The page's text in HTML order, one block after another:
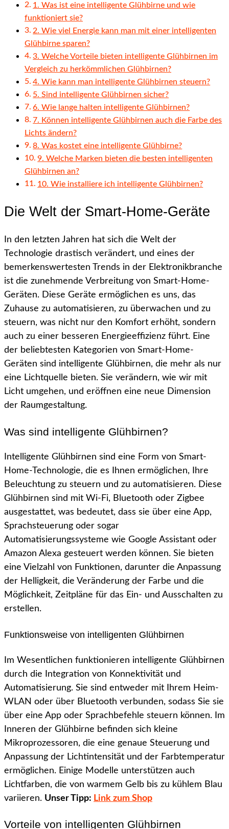
1. Was ist eine intelligente Glühbirne und wie
funktioniert sie?
2. Wie viel Energie kann man mit einer intelligenten
Glühbirne sparen?
3. Welche Vorteile bieten intelligente Glühbirnen im
Vergleich zu herkömmlichen Glühbirnen?
4. Wie kann man intelligente Glühbirnen steuern?
5. Sind intelligente Glühbirnen sicher?
6. Wie lange halten intelligente Glühbirnen?
7. Können intelligente Glühbirnen auch die Farbe des
Lichts ändern?
8. Was kostet eine intelligente Glühbirne?
9. Welche Marken bieten die besten intelligenten
Glühbirnen an?
10. Wie installiere ich intelligente Glühbirnen?
Die Welt der Smart-Home-Geräte
In den letzten Jahren hat sich die Welt der
Technologie drastisch verändert, und eines der
bemerkenswertesten Trends in der Elektronikbranche
ist die zunehmende Verbreitung von Smart-Home-
Geräten. Diese Geräte ermöglichen es uns, das
Zuhause zu automatisieren, zu überwachen und zu
steuern, was nicht nur den Komfort erhöht, sondern
auch zu einer besseren Energieeffizienz führt. Eine
der beliebtesten Kategorien von Smart-Home-
Geräten sind intelligente Glühbirnen, die mehr als nur
eine Lichtquelle bieten. Sie verändern, wie wir mit
Licht umgehen, und eröffnen eine neue Dimension
der Raumgestaltung.
Was sind intelligente Glühbirnen?
Intelligente Glühbirnen sind eine Form von Smart-
Home-Technologie, die es Ihnen ermöglichen, Ihre
Beleuchtung zu steuern und zu automatisieren. Diese
Glühbirnen sind mit Wi-Fi, Bluetooth oder Zigbee
ausgestattet, was bedeutet, dass sie über eine App,
Sprachsteuerung oder sogar
Automatisierungssysteme wie Google Assistant oder
Amazon Alexa gesteuert werden können. Sie bieten
eine Vielzahl von Funktionen, darunter die Anpassung
der Helligkeit, die Veränderung der Farbe und die
Möglichkeit, Zeitpläne für das Ein- und Ausschalten zu
erstellen.
Funktionsweise von intelligenten Glühbirnen
Im Wesentlichen funktionieren intelligente Glühbirnen
durch die Integration von Konnektivität und
Automatisierung. Sie sind entweder mit Ihrem Heim-
WLAN oder über Bluetooth verbunden, sodass Sie sie
über eine App oder Sprachbefehle steuern können. Im
Inneren der Glühbirne befinden sich kleine
Mikroprozessoren, die eine genaue Steuerung und
Anpassung der Lichtintensität und der Farbtemperatur
ermöglichen. Einige Modelle unterstützen auch
Lichtfarben, die von warmem Gelb bis zu kühlem Blau
variieren. Unser Tipp: Link zum Shop
Vorteile von intelligenten Glühbirnen